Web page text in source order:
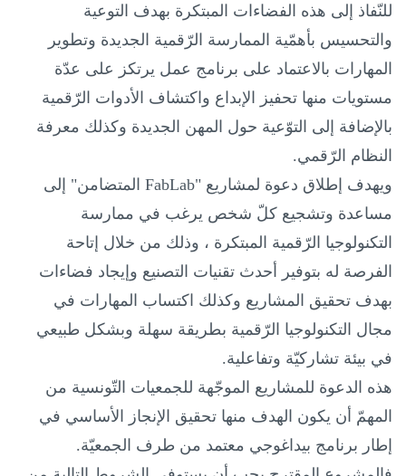
للنّفاذ إلى هذه الفضاءات المبتكرة بهدف التوعية
والتحسيس بأهمّية الممارسة الرّقمية الجديدة وتطوير
المهارات بالاعتماد على برنامج عمل يرتكز على عدّة
مستويات منها تحفيز الإبداع واكتشاف الأدوات الرّقمية
بالإضافة إلى التوّعية حول المهن الجديدة وكذلك معرفة
النظام الرّقمي.
ويهدف إطلاق دعوة لمشاريع "FabLab المتضامن" إلى
مساعدة وتشجيع كلّ شخص يرغب في ممارسة
التكنولوجيا الرّقمية المبتكرة ، وذلك من خلال إتاحة
الفرصة له بتوفير أحدث تقنيات التصنيع وإيجاد فضاءات
بهدف تحقيق المشاريع وكذلك اكتساب المهارات في
مجال التكنولوجيا الرّقمية بطريقة سهلة وبشكل طبيعي
في بيئة تشاركيّة وتفاعلية.
هذه الدعوة للمشاريع الموجّهة للجمعيات التّونسية من
المهمّ أن يكون الهدف منها تحقيق الإنجاز الأساسي في
إطار برنامج بيداغوجي معتمد من طرف الجمعيّة.